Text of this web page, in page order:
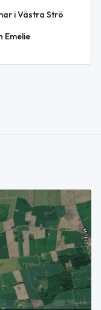
i Västra Strö
Emelie